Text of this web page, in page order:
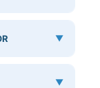
▼
▼